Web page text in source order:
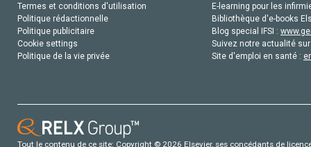
Termes et conditions d'utilisation
Politique rédactionnelle
Politique publicitaire
Cookie settings
Politique de la vie privée
E-learning pour les
Bibliothèque d'e-books
Blog special IFSI :
Suivez notre actualité
Site d'emploi en santé :
Tout le contenu de ce site: Copyright © 2026 Elsevier, ses concédants de